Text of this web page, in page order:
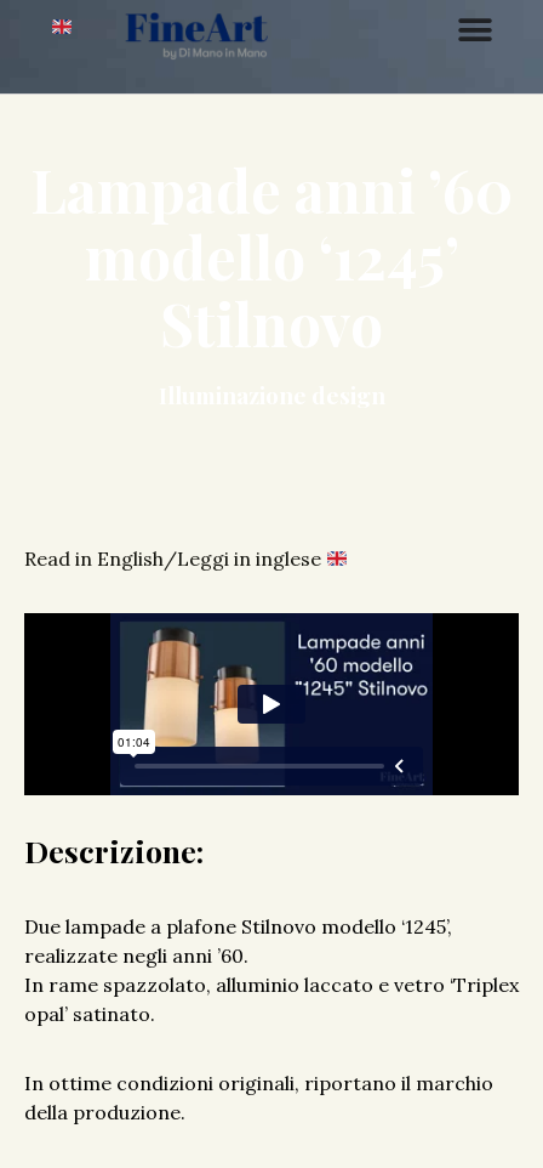
Read in English/Leggi in inglese
Descrizione:
Due lampade a plafone Stilnovo modello ‘1245’,
realizzate negli anni ’60.
In rame spazzolato, alluminio laccato e vetro ‘Triplex
opal’ satinato.
In ottime condizioni originali, riportano il marchio
della produzione.